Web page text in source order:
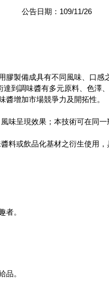
公告日期：109/11/26
製備成具有不同風味、口感
達到調味醬有多元原料、色澤
增加市場競爭力及開拓性。
味呈現效果；本技術可在同一
料或飲品化基材之衍生使用，
者。
品。